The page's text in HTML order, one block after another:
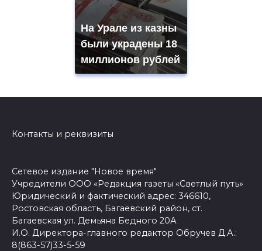
На Урале из казны
были украдены 18
миллионов рублей
Контакты и реквизиты
Сетевое издание "Новое время"
Учредители ООО «Редакция газеты «Светлый путь»
Юридический и фактический адрес: 346610,
Ростовская область, Багаевский район, ст.
Багаевская ул. Демьяна Бедного 20А
И.О. Директора-главного редактор Обручев Д.А.:
8(863-57)33-5-59